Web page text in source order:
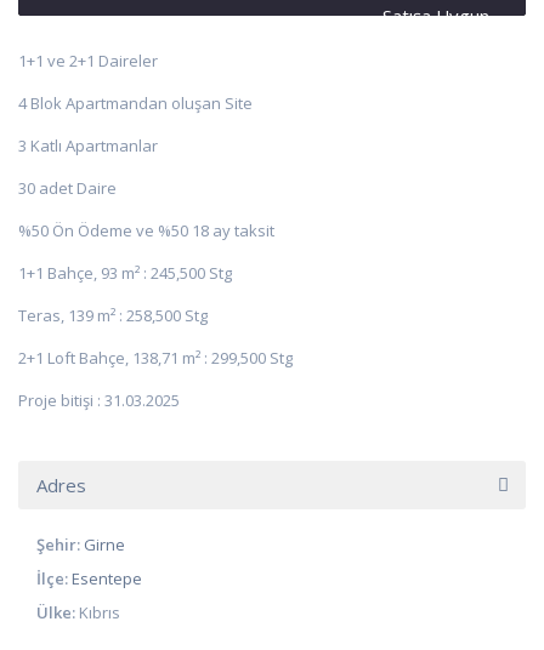
Satışa Uygun
1+1 ve 2+1 Daireler
4 Blok Apartmandan oluşan Site
3 Katlı Apartmanlar
30 adet Daire
%50 Ön Ödeme ve %50 18 ay taksit
1+1 Bahçe, 93 m² : 245,500 Stg
Teras, 139 m² : 258,500 Stg
2+1 Loft Bahçe, 138,71 m² : 299,500 Stg
Proje bitişi : 31.03.2025
Adres
Şehir: Girne
İlçe: Esentepe
Ülke: Kıbrıs